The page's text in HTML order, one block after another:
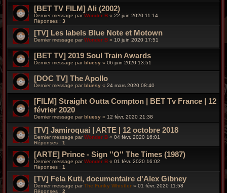
[BET TV FILM] Ali (2002)
Dernier message parWonder B « 22 juin 2020 11:14
Réponses : 3
[TV] Les labels Blue Note et Motown
Dernier message par Wonder B « 10 juin 2020 17:51
[BET TV] 2019 Soul Train Awards
Dernier message parbluesy « 06 juin 2020 13:51
[DOC TV] The Apollo
Dernier message par bluesy « 24 mars 2020 08:40
[FILM] Straight Outta Compton | BET Tv France | 12
février 2020
Dernier message par bluesy « 12 févr. 2020 21:38
[TV] Jamiroquai | ARTE | 12 octobre 2018
Dernier message par Wonder B « 04 févr. 2020 16:01
Réponses : 1
[ARTE] Prince - Sign ''O'' The Times (1987)
Dernier message parWonder B « 01 févr. 2020 16:02
Réponses : 1
[TV] Fela Kuti, documentaire d'Alex Gibney
Dernier message par The Funky Whistler « 01 févr. 2020 11:58
Réponses : 2